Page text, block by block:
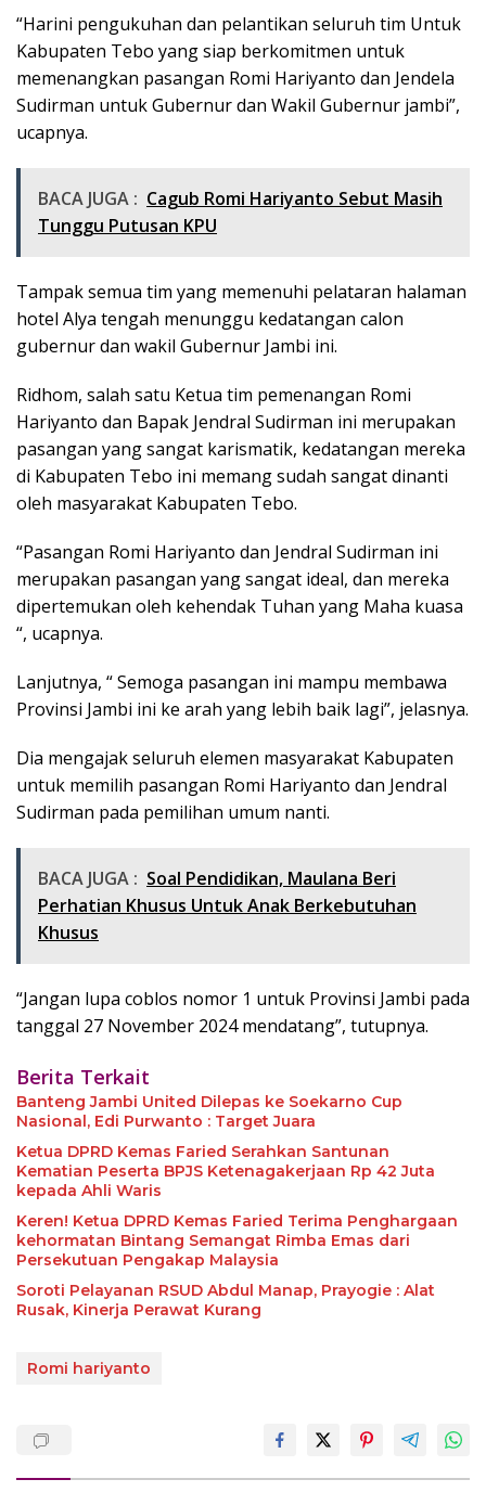
“Harini pengukuhan dan pelantikan seluruh tim Untuk
Kabupaten Tebo yang siap berkomitmen untuk
memenangkan pasangan Romi Hariyanto dan Jendela
Sudirman untuk Gubernur dan Wakil Gubernur jambi”,
ucapnya.
BACA JUGA : Cagub Romi Hariyanto Sebut Masih
Tunggu Putusan KPU
Tampak semua tim yang memenuhi pelataran halaman
hotel Alya tengah menunggu kedatangan calon
gubernur dan wakil Gubernur Jambi ini.
Ridhom, salah satu Ketua tim pemenangan Romi
Hariyanto dan Bapak Jendral Sudirman ini merupakan
pasangan yang sangat karismatik, kedatangan mereka
di Kabupaten Tebo ini memang sudah sangat dinanti
oleh masyarakat Kabupaten Tebo.
“Pasangan Romi Hariyanto dan Jendral Sudirman ini
merupakan pasangan yang sangat ideal, dan mereka
dipertemukan oleh kehendak Tuhan yang Maha kuasa
“, ucapnya.
Lanjutnya, “ Semoga pasangan ini mampu membawa
Provinsi Jambi ini ke arah yang lebih baik lagi”, jelasnya.
Dia mengajak seluruh elemen masyarakat Kabupaten
untuk memilih pasangan Romi Hariyanto dan Jendral
Sudirman pada pemilihan umum nanti.
BACA JUGA : Soal Pendidikan, Maulana Beri
Perhatian Khusus Untuk Anak Berkebutuhan
Khusus
“Jangan lupa coblos nomor 1 untuk Provinsi Jambi pada
tanggal 27 November 2024 mendatang”, tutupnya.
Berita Terkait
Banteng Jambi United Dilepas ke Soekarno Cup
Nasional, Edi Purwanto : Target Juara
Ketua DPRD Kemas Faried Serahkan Santunan
Kematian Peserta BPJS Ketenagakerjaan Rp 42 Juta
kepada Ahli Waris
Keren! Ketua DPRD Kemas Faried Terima Penghargaan
kehormatan Bintang Semangat Rimba Emas dari
Persekutuan Pengakap Malaysia
Soroti Pelayanan RSUD Abdul Manap, Prayogie : Alat
Rusak, Kinerja Perawat Kurang
Romi hariyanto